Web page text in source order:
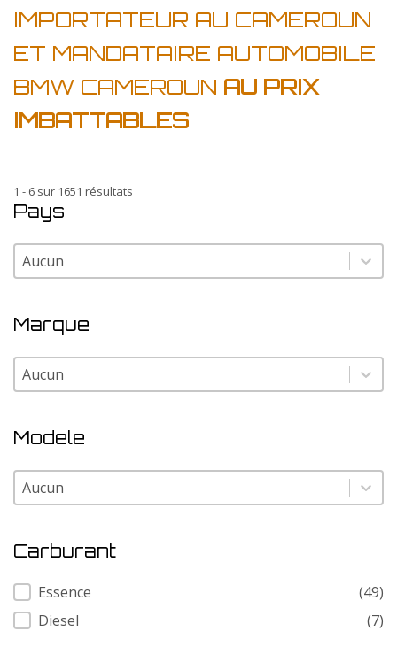
IMPORTATEUR AU CAMEROUN
ET MANDATAIRE AUTOMOBILE
BMW CAMEROUN AU PRIX
IMBATTABLES
1 - 6 sur 1651 résultats
Pays
Pays
Pays
Marque
Marque
Marque
Modele
Modele
Modele
Carburant
Carburant
Essence
(49)
Diesel
(7)